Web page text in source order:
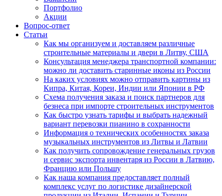
Портфолио
Акции
Вопрос-ответ
Статьи
Как мы организуем и доставляем различные
строительные материалы и двери в Литву, США
Консультация менеджера транспортной компании:
можно ли доставить старинные иконы из России
На каких условиях можно отправить картины из
Кипра, Китая, Кореи, Индии или Японии в РФ
Схема получения заказа и поиск партнеров для
безнеса при импорте строительных инструментов
Как быстро узнать тарифы и выбрать надежный
вариант перевозки пианино в сохранности
Информация о технических особенностях заказа
музыкальных инструментов из Литвы и Латвии
Как получить сопровождение генеральных грузов
и сервис экспорта инвентаря из России в Латвию,
Францию или Польшу
Как наша компания предоставляет полный
комплекс услуг по логистике дизайнерской